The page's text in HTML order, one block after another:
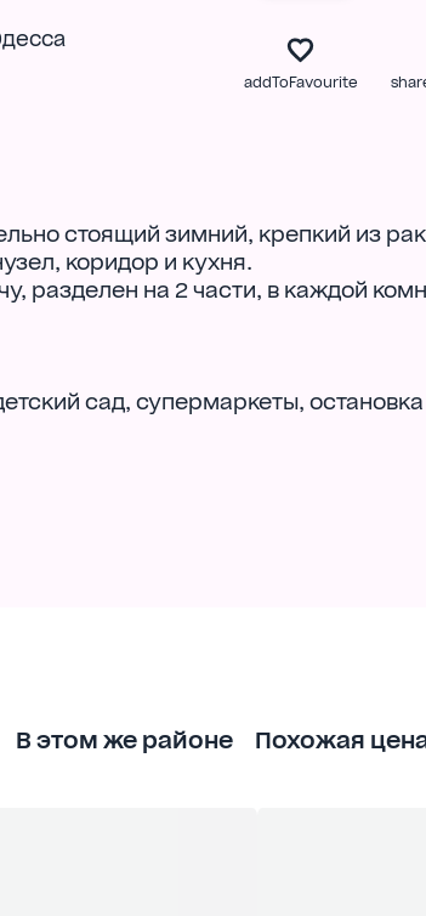
addToFavourite
стоящий зимний, крепкий из
коридор и кухня.
разделен на 2 части, в каждой
сад, супермаркеты,
В этом же районе Похожая